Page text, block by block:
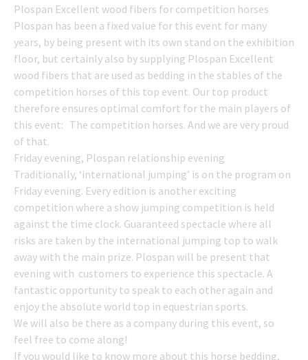
Plospan Excellent wood fibers for competition horses
Plospan has been a fixed value for this event for many
years, by being present with its own stand on the exhibition
floor, but certainly also by supplying Plospan Excellent
wood fibers that are used as bedding in the stables of the
competition horses of this top event. Our top product
therefore ensures optimal comfort for the main players of
this event: The competition horses. And we are very proud
of that.
Friday evening, Plospan relationship evening
Traditionally, ‘international jumping’ is on the program on
Friday evening. Every edition is another exciting
competition where a show jumping competition is held
against the time clock. Guaranteed spectacle where all
risks are taken by the international jumping top to walk
away with the main prize. Plospan will be present that
evening with customers to experience this spectacle. A
fantastic opportunity to speak to each other again and
enjoy the absolute world top in equestrian sports.
We will also be there as a company during this event, so
feel free to come along!
If you would like to know more about this horse bedding,